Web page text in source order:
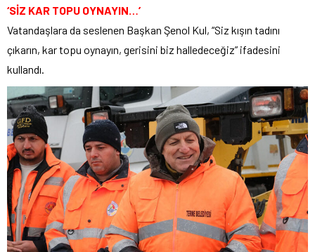
‘SİZ KAR TOPU OYNAYIN…’
Vatandaşlara da seslenen Başkan Şenol Kul, “Siz kışın tadını
çıkarın, kar topu oynayın, gerisini biz halledeceğiz” ifadesini
kullandı.